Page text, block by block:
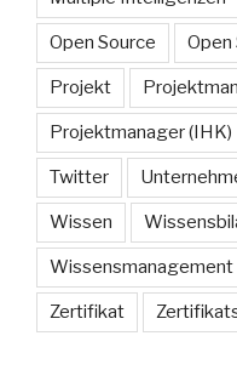
Open Source Open
Projekt
Projektmanager (IHK)
Twitter
Wissen
Wissensmanagement
Zertifikat